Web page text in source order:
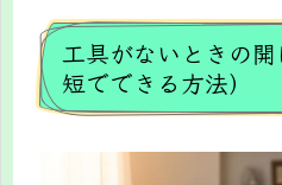
工具がないときの
短でできる方法）